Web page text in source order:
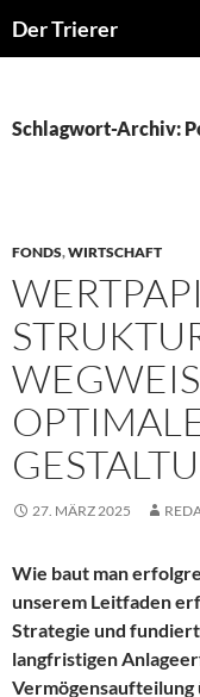
Inhalt
Der Trierer
Schlagwort-Archiv:
FONDS,WIRTSCHAFT
27. MÄRZ 2025
Wie baut man
unserem Leitfaden
Strategie und
langfristigen
Vermögensaufteilung